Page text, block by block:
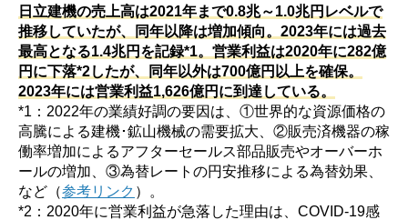
日立建機の売上高は2021年まで0.8兆～1.0兆円レベルで
推移していたが、同年以降は増加傾向。2023年には過去
最高となる1.4兆円を記録*1。営業利益は2020年に282億
円に下落*2したが、同年以外は700億円以上を確保。
2023年には営業利益1,626億円に到達している。
*1：2022年の業績好調の要因は、①世界的な資源価格の
高騰による建機･鉱山機械の需要拡大、②販売済機器の稼
働率増加によるアフターセールス部品販売やオーバーホ
ールの増加、③為替レートの円安推移による為替効果、
など（参考リンク ）。
*2：2020年に営業利益が急落した理由は、COVID-19感